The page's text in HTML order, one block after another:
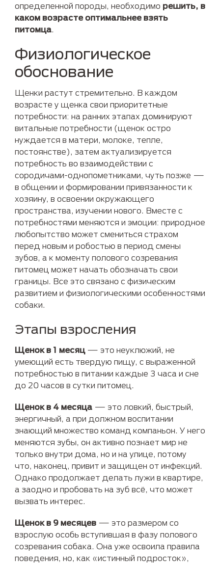
определенной породы, необходимо решить, в
каком возрасте оптимальнее взять
питомца.
Физиологическое
обоснование
Щенки растут стремительно. В каждом
возрасте у щенка свои приоритетные
потребности: на ранних этапах доминируют
витальные потребности (щенок остро
нуждается в матери, молоке, тепле,
постоянстве), затем актуализируется
потребность во взаимодействии с
сородичами-однопометниками, чуть позже —
в общении и формировании привязанности к
хозяину, в освоении окружающего
пространства, изучении нового. Вместе с
потребностями меняются и эмоции: природное
любопытство может смениться страхом
перед новым и робостью в период смены
зубов, а к моменту полового созревания
питомец может начать обозначать свои
границы. Все это связано с физическим
развитием и физиологическими особенностями
собаки.
Этапы взросления
Щенок в 1 месяц — это неуклюжий, не
умеющий есть твердую пищу, с выраженной
потребностью в питании каждые 3 часа и сне
до 20 часов в сутки питомец.
Щенок в 4 месяца — это ловкий, быстрый,
энергичный, а при должном воспитании
знающий множество команд компаньон. У него
меняются зубы, он активно познает мир не
только внутри дома, но и на улице, потому
что, наконец, привит и защищен от инфекций.
Однако продолжает делать лужи в квартире,
а заодно и пробовать на зуб всё, что может
вызвать интерес.
Щенок в 9 месяцев — это размером со
взрослую особь вступившая в фазу полового
созревания собака. Она уже освоила правила
поведения, но, как «истинный подросток»,